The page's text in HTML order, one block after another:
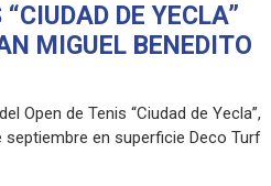
DE YECLA”
MIGUEL BENEDITO
Open de Tenis “Ciudad de Yecla”,
septiembre en superficie Deco Turf